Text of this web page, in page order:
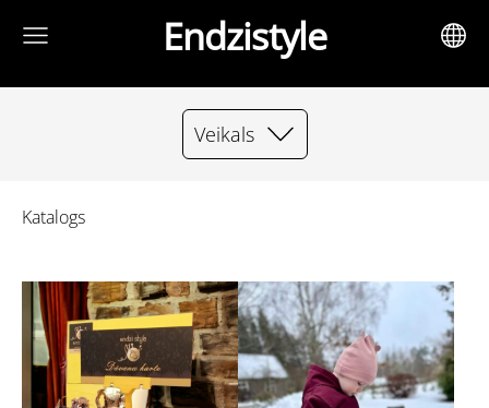
Endzistyle
Veikals
Katalogs